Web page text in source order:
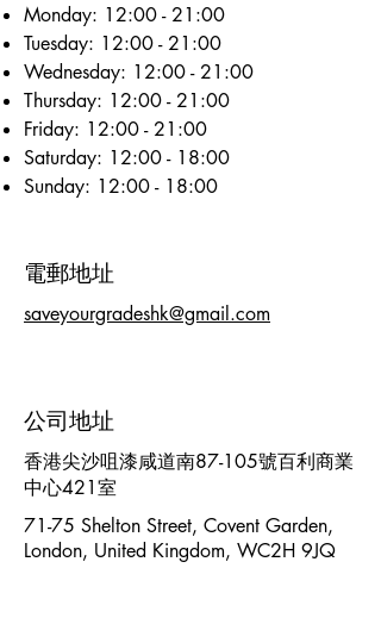
Monday: 12:00 - 21:00
Tuesday: 12:00 - 21:00
Wednesday: 12:00 - 21:00
Thursday: 12:00 - 21:00
Friday: 12:00 - 21:00
Saturday: 12:00 - 18:00
Sunday: 12:00 - 18:00
​電郵地址
saveyourgradeshk@gmail.com
公司地址
香港尖沙咀漆咸道南87-105號百利商業
中心421室
71-75 Shelton Street, Covent Garden,
London, United Kingdom, WC2H 9JQ